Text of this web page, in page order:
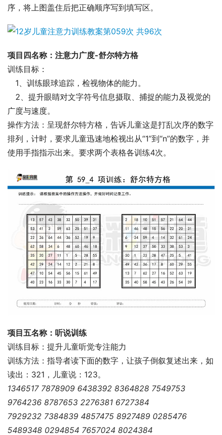
序，将上图盖住后把正确顺序写到填写区。
项目四名称：注意力广度-舒尔特方格
训练目标：
1、训练眼球追踪，检视物体的能力。
2、提升眼睛对文字符号信息摄取、捕捉的能力及视觉的
广度与速度。
操作方法：呈现舒尔特方格，告诉儿童这是打乱次序的数字
排列，计时，要求儿童迅速地检视出从“1”到“n”的数字，并
使用手指指示出来。要求两个表格各训练4次。
项目五名称：听说训练
训练目标：提升儿童听觉专注能力
训练方法：指导者读下面的数字，让孩子倒叙复述出来，如
读出：321，儿童说：123。
1346517 7878909 6438392 8364828 7549753
9764236 8787653 2276381 6727384
7929232 7384839 4857475 8927489 0285476
5489348 0294854 7657024 8024384